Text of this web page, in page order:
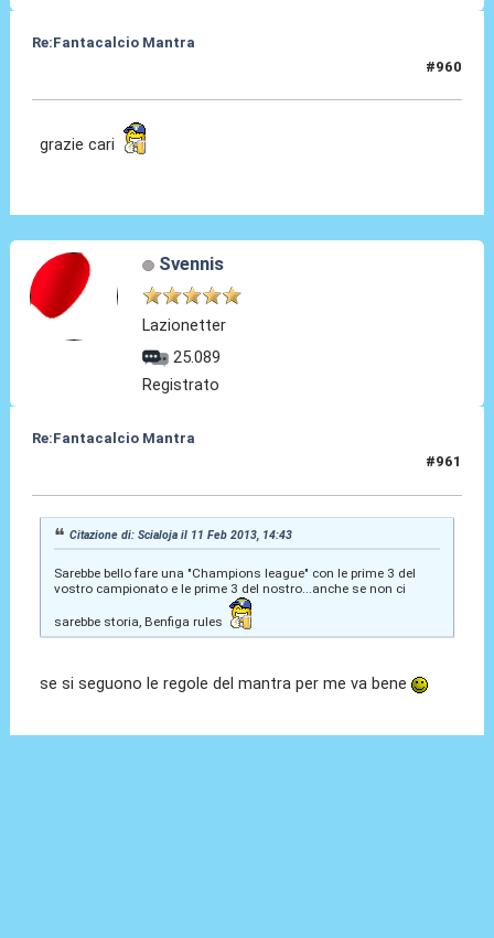
Re:Fantacalcio Mantra
#960
grazie cari
Svennis
Lazionetter
25.089
Registrato
Re:Fantacalcio Mantra
#961
Citazione di: Scialoja il 11 Feb 2013, 14:43
Sarebbe bello fare una "Champions league" con le prime 3 del
vostro campionato e le prime 3 del nostro...anche se non ci
sarebbe storia, Benfiga rules
se si seguono le regole del mantra per me va bene